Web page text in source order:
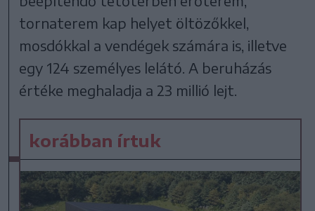
tornaterem kap helyet öltözőkkel,
mosdókkal a vendégek számára is, illetve
egy 124 személyes lelátó. A beruházás
értéke meghaladja a 23 millió lejt.
korábban írtuk